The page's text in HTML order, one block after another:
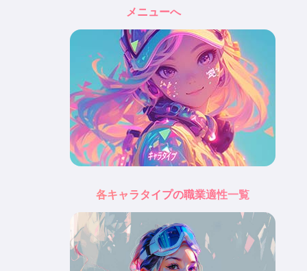
メニューへ
各キャラタイプの職業適性一覧